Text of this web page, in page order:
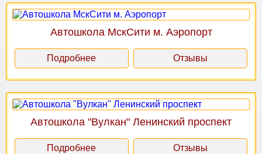
Автошкола МскСити м. Аэропорт
Подробнее Отзывы
Автошкола "Вулкан" Ленинский проспект
Подробнее Отзывы